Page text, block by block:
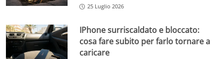
25 Luglio 2026
IPhone surriscaldato e bloccato:
cosa fare subito per farlo tornare a
caricare